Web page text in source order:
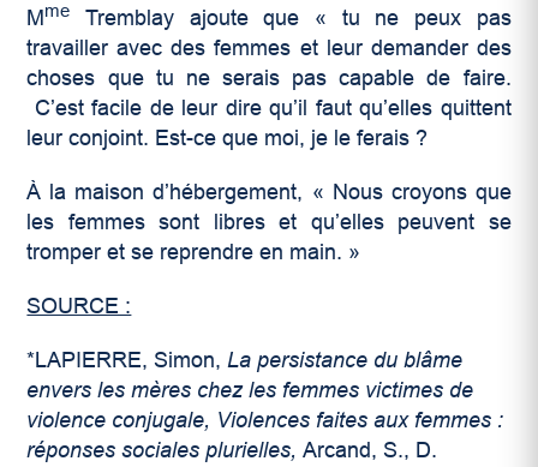
M me
Tremblay ajoute que « tu ne peux pas
travailler avec des femmes et leur demander des
choses que tu ne serais pas capable de faire.
C’est facile de leur dire qu’il faut qu’elles quittent
leur conjoint. Est-ce que moi, je le ferais ?
À la maison d’hébergement, « Nous croyons que
les femmes sont libres et qu’elles peuvent se
tromper et se reprendre en main. »
SOURCE :
*LAPIERRE, Simon,La persistance du blâme
envers les mères chez les femmes victimes de
violence conjugale, Violences faites aux femmes :
réponses sociales plurielles,Arcand, S., D.